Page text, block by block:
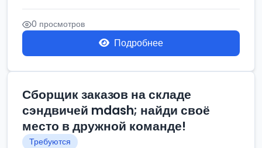
бумага,...
0 просмотров
Подробнее
Сборщик заказов на складе
сэндвичей mdash; найди своё
место в дружной команде!
Требуются